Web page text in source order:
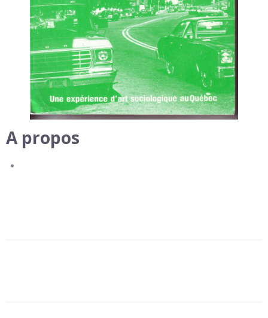
A propos